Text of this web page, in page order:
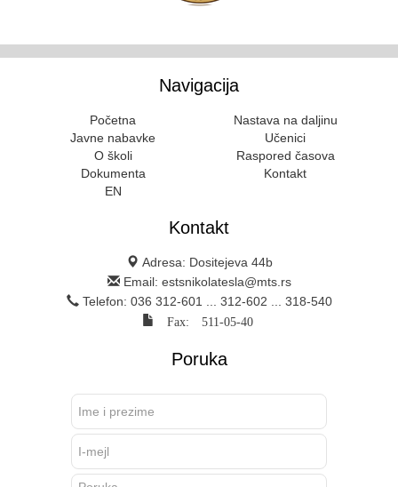
Navigacija
Početna
Nastava na daljinu
Javne nabavke
Učenici
O školi
Raspored časova
Dokumenta
Kontakt
EN
Kontakt
Adresa: Dositejeva 44b
Email: estsnikolatesla@mts.rs
Telefon: 036 312-601 ... 312-602 ... 318-540
Fax: 511-05-40
Poruka